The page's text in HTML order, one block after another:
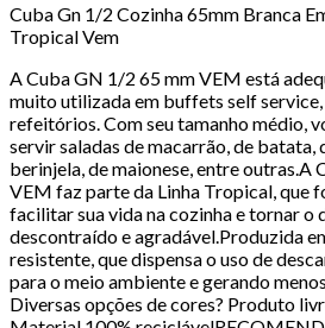
Cuba Gn 1/2 Cozinha 65mm Branca
Tropical Vem
A Cuba GN 1/2 65 mm VEM está
muito utilizada em buffets self
refeitórios. Com seu tamanho médio,
servir saladas de macarrão, de batata,
berinjela, de maionese, entre outras.A
VEM faz parte da Linha Tropical, que
facilitar sua vida na cozinha e tornar o
descontraído e agradável.Produzida
resistente, que dispensa o uso de
para o meio ambiente e gerando
Diversas opções de cores? Produto